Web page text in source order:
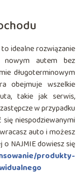
idealne rozwiązanie
autem bez
długoterminowym
obejmuje wszelkie
takie jak serwis,
w przypadku
niespodziewanymi
auto i możesz
o NAJMIE dowiesz się
produkty-